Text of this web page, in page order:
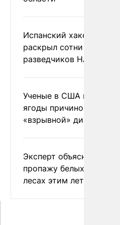
Испанский хакер Хиль
раскрыл сотни
разведчиков НАТО и
Ученые в США назвали
ягоды причиной
«взрывной» диареи
Эксперт объяснил
пропажу белых грибов
лесах этим летом